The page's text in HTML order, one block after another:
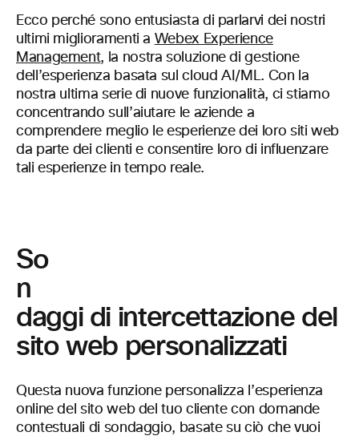
Ecco perché sono entusiasta di parlarvi dei nostri
ultimi miglioramenti a Webex Experience
Management, la nostra soluzione di gestione
dell’esperienza basata sul cloud AI/ML. Con la
nostra ultima serie di nuove funzionalità, ci stiamo
concentrando sull’aiutare le aziende a
comprendere meglio le esperienze dei loro siti web
da parte dei clienti e consentire loro di influenzare
tali esperienze in tempo reale.
So
n
daggi di intercettazione del
sito web personalizzati
Questa nuova funzione personalizza l’esperienza
online del sito web del tuo cliente con domande
contestuali di sondaggio, basate su ciò che vuoi